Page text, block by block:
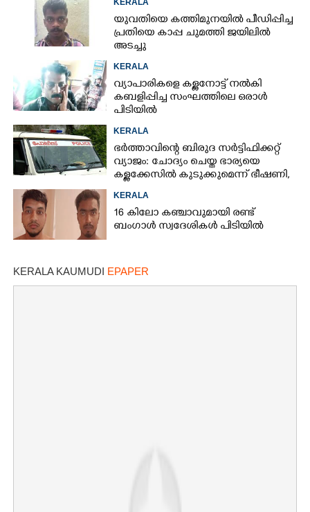
യുവതിയെ കത്തിമുനയിൽ പീഡിപ്പിച്ച
പ്രതിയെ കാപ്പ ചുമത്തി ജയിലിൽ
അടച്ചു
KERALA
വ്യാപാരികളെ കള്ളനോട്ട് നൽകി
കബളിപ്പിച്ച സംഘത്തിലെ ഒരാൾ
പിടിയിൽ
KERALA
ഭർത്താവിന്റെ ബിരുദ സർട്ടിഫിക്കറ്റ്
വ്യാജം: ചോദ്യം ചെയ്ത ഭാര്യയെ
കള്ളക്കേസിൽ കുടുക്കുമെന്ന് ഭീഷണി,
KERALA
16 കിലോ കഞ്ചാവുമായി രണ്ട്
ബംഗാൾ സ്വദേശികൾ പിടിയിൽ
KERALA KAUMUDI EPAPER